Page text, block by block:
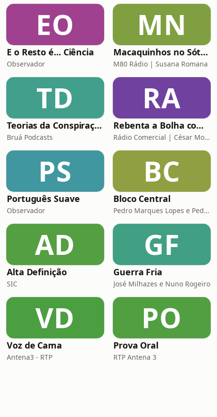
EO
E o Resto é... Ciência
Observador
MN
Macaquinhos no Sótão
M80 Rádio | Susana Romana
TD
Teorias da Conspiração
Bruá Podcasts
RA
Rebenta a Bolha com César Mourão
Rádio Comercial | César Mourão
PS
Português Suave
Observador
BC
Bloco Central
Pedro Marques Lopes e Pedro Siza Vieira
AD
Alta Definição
SIC
GF
Guerra Fria
José Milhazes e Nuno Rogeiro
VD
Voz de Cama
Antena3 - RTP
PO
Prova Oral
RTP Antena 3